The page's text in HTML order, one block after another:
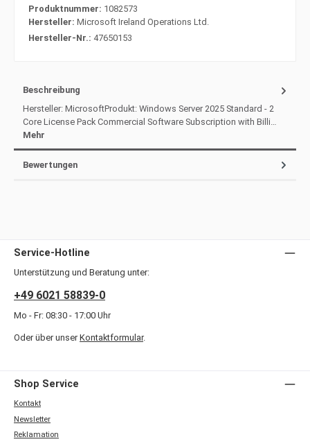
Produktnummer: 1082573
Hersteller: Microsoft Ireland Operations Ltd.
Hersteller-Nr.: 47650153
Beschreibung
Hersteller: MicrosoftProdukt: Windows Server 2025 Standard - 2
Core License Pack Commercial Software Subscription with Billi…
Mehr
Bewertungen
Service-Hotline
Unterstützung und Beratung unter:
+49 6021 58839-0
Mo - Fr: 08:30 - 17:00 Uhr
Oder über unser Kontaktformular.
Shop Service
Kontakt
Newsletter
Reklamation